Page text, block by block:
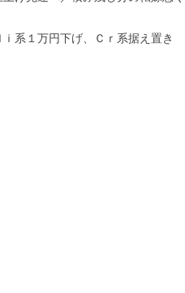
系１万円下げ、Ｃｒ系据え置き